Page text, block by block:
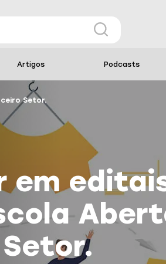
Artigos Podcasts
Setor.
em